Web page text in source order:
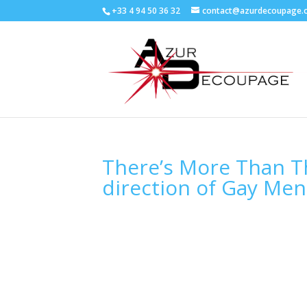
+33 4 94 50 36 32
There’s More Than
direction of Gay